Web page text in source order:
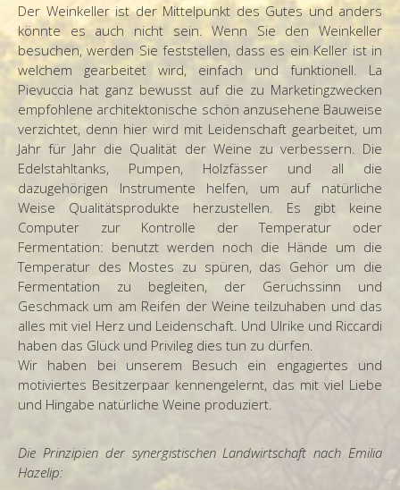
Der Weinkeller ist der Mittelpunkt des Gutes und anders
könnte es auch nicht sein. Wenn Sie den Weinkeller
besuchen, werden Sie feststellen, dass es ein Keller ist in
welchem gearbeitet wird, einfach und funktionell. La
Pievuccia hat ganz bewusst auf die zu Marketingzwecken
empfohlene architektonische schön anzusehene Bauweise
verzichtet, denn hier wird mit Leidenschaft gearbeitet, um
Jahr für Jahr die Qualität der Weine zu verbessern. Die
Edelstahltanks, Pumpen, Holzfässer und all die
dazugehörigen Instrumente helfen, um auf natürliche
Weise Qualitätsprodukte herzustellen. Es gibt keine
Computer zur Kontrolle der Temperatur oder
Fermentation: benutzt werden noch die Hände um die
Temperatur des Mostes zu spüren, das Gehör um die
Fermentation zu begleiten, der Geruchssinn und
Geschmack um am Reifen der Weine teilzuhaben und das
alles mit viel Herz und Leidenschaft. Und Ulrike und Riccardi
haben das Glück und Privileg dies tun zu dürfen.
Wir haben bei unserem Besuch ein engagiertes und
motiviertes Besitzerpaar kennengelernt, das mit viel Liebe
und Hingabe natürliche Weine produziert.
Die Prinzipien der synergistischen Landwirtschaft nach Emilia
Hazelip: